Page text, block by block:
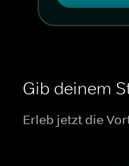
Gib deinem
Erleb jetzt die